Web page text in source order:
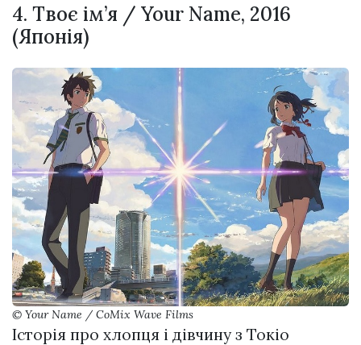
4. Твоє ім’я / Your Name, 2016
(Японія)
© Your Name / CoMix Wave Films
Історія про хлопця і дівчину з Токіо